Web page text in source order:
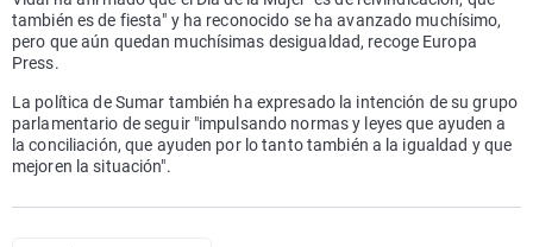
también es de fiesta" y ha reconocido se ha avanzado muchísimo,
pero que aún quedan muchísimas desigualdad, recoge Europa
Press.
La política de Sumar también ha expresado la intención de su grupo
parlamentario de seguir "impulsando normas y leyes que ayuden a
la conciliación, que ayuden por lo tanto también a la igualdad y que
mejoren la situación".